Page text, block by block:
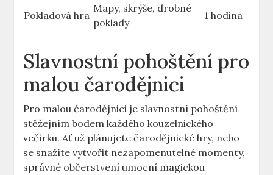
Pokladová hra
Mapy, skrýše, drobné
‍poklady
1 hodina
Slavnostní pohoštění ⁤pro
malou čarodějnici
Pro malou čarodějnici je slavnostní pohoštění⁣
stěžejním bodem každého kouzelnického
večírku. ‌Ať už plánujete čarodějnické hry, nebo
se ​snažíte vytvořit nezapomenutelné momenty,
správné občerstvení umocní magickou